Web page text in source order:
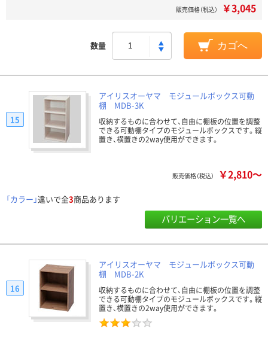
販売価格（税込） ￥3,045
数量 カゴへ
アイリスオーヤマ モジュールボックス可動
棚 MDB-3K
収納するものに合わせて、自由に棚板の位置を調整
できる可動棚タイプのモジュールボックスです。縦
置き、横置きの2way使用ができます。
15
販売価格（税込） ￥2,810～
「カラー」違いで全3商品あります
バリエーション一覧へ
アイリスオーヤマ モジュールボックス可動
棚 MDB-2K
収納するものに合わせて、自由に棚板の位置を調整
できる可動棚タイプのモジュールボックスです。縦
置き、横置きの2way使用ができます。
16